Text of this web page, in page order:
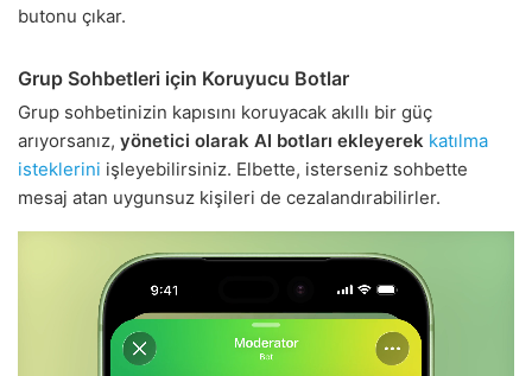
butonu çıkar.
Grup Sohbetleri için Koruyucu Botlar
Grup sohbetinizin kapısını koruyacak akıllı bir güç
arıyorsanız, yönetici olarak AI botları ekleyerek katılma
isteklerini işleyebilirsiniz. Elbette, isterseniz sohbette
mesaj atan uygunsuz kişileri de cezalandırabilirler.